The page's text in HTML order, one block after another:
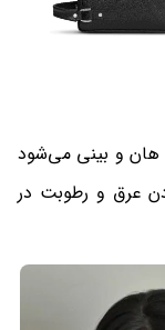
هان و بینی می‌شود
عرق و رطوبت در